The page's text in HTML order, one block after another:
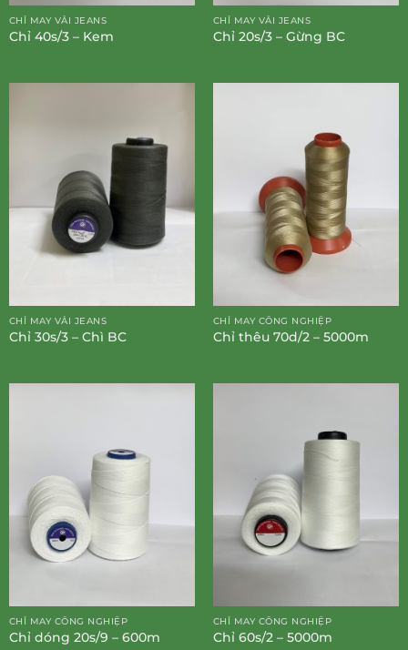
CHỈ MAY VẢI JEANS
Chỉ 40s/3 – Kem
CHỈ MAY VẢI JEANS
Chỉ 20s/3 – Gừng BC
CHỈ MAY VẢI JEANS
Chỉ 30s/3 – Chì BC
CHỈ MAY CÔNG NGHIỆP
Chỉ thêu 70d/2 – 5000m
CHỈ MAY CÔNG NGHIỆP
Chỉ dóng 20s/9 – 600m
CHỈ MAY CÔNG NGHIỆP
Chỉ 60s/2 – 5000m